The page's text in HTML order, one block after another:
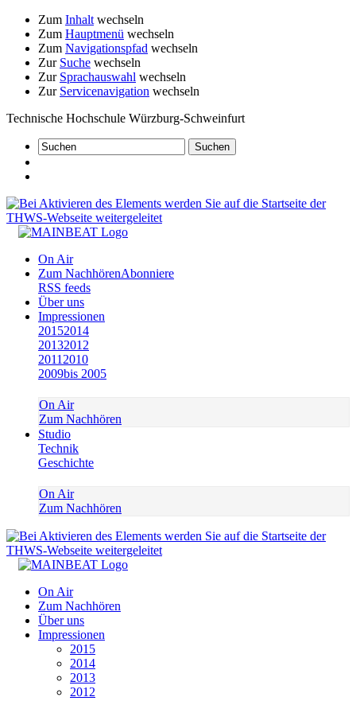
Zum Inhalt wechseln
Zum Hauptmenü wechseln
Zum Navigationspfad wechseln
Zur Suche wechseln
Zur Sprachauswahl wechseln
Zur Servicenavigation wechseln
Technische Hochschule Würzburg-Schweinfurt
On Air
Zum NachhörenAbonniere
RSS feeds
Über uns
Impressionen
20152014
20132012
2011 2010
2009bis 2005
On Air
Zum Nachhören
Studio
Technik
Geschichte
On Air
Zum Nachhören
On Air
Zum Nachhören
Über uns
Impressionen
2015
2014
2013
2012